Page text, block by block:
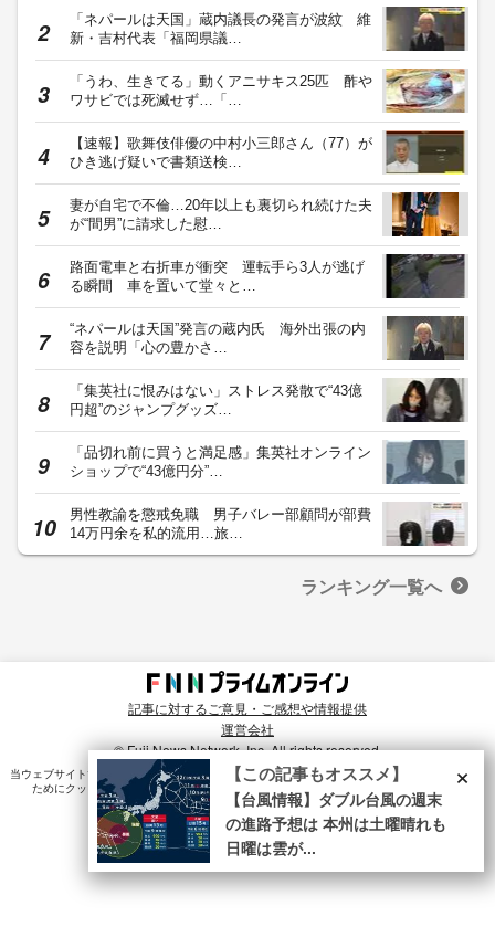
「ネパールは天国」蔵内議長の発言が波紋 維
新・吉村代表「福岡県議…
「うわ、生きてる」動くアニサキス25匹 酢や
ワサビでは死滅せず…「…
【速報】歌舞伎俳優の中村小三郎さん（77）が
ひき逃げ疑いで書類送検…
妻が自宅で不倫…20年以上も裏切られ続けた夫
が“間男”に請求した慰…
路面電車と右折車が衝突 運転手ら3人が逃げ
る瞬間 車を置いて堂々と…
“ネパールは天国”発言の蔵内氏 海外出張の内
容を説明「心の豊かさ…
「集英社に恨みはない」ストレス発散で“43億
円超”のジャンプグッズ…
「品切れ前に買うと満足感」集英社オンライン
ショップで“43億円分”…
男性教諭を懲戒免職 男子バレー部顧問が部費
14万円余を私的流用…旅…
ランキング一覧へ
記事に対するご意見・ご感想や情報提供
運営会社
© Fuji News Network, Inc. All rights reserved.
当ウェブサイトでは、ユーザのニーズ・興味・関⼼に合致したコンテンツや広告配信を提供する
ためにクッキーを使⽤しています。詳細は、プライバシーポリシー をご確認ください。×
【この記事もオススメ】
【台風情報】ダブル台風の週末
の進路予想は 本州は土曜晴れも
日曜は雲が...